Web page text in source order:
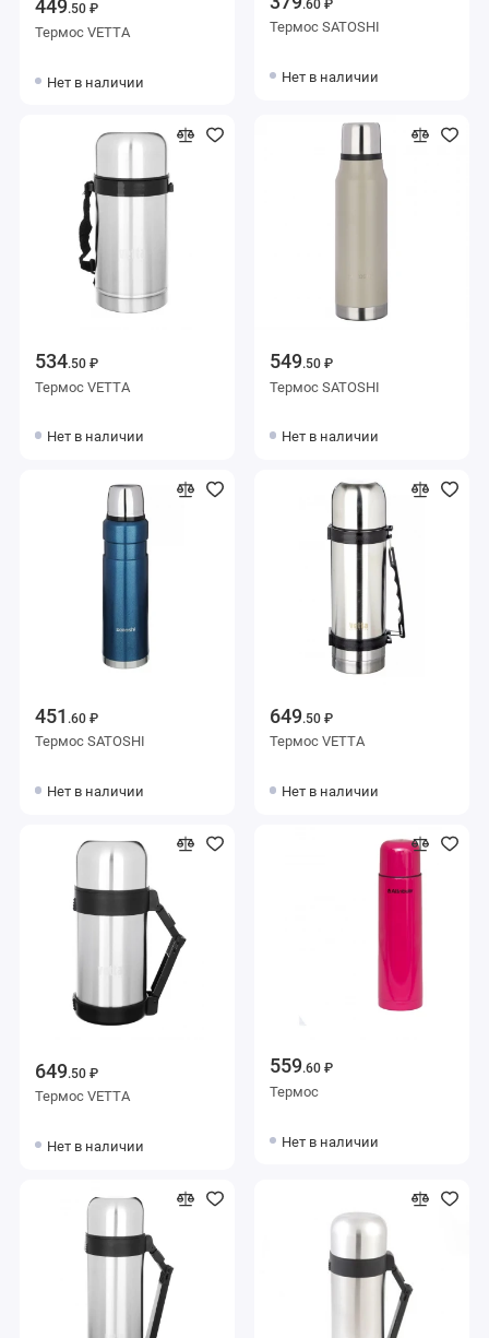
449.50 ₽
Термос VETTA
Нет в наличии
.60 ₽
Термос SATOSHI
Нет в наличии
534.50 ₽
Термос VETTA
Нет в наличии
549.50 ₽
Термос SATOSHI
Нет в наличии
451 .60 ₽
Термос SATOSHI
Нет в наличии
649.50 ₽
Термос VETTA
Нет в наличии
649.50 ₽
Термос VETTA
Нет в наличии
559.60 ₽
Термос
Нет в наличии